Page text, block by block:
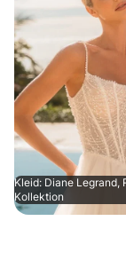
Kleid: Diane Legrand,
Kollektion